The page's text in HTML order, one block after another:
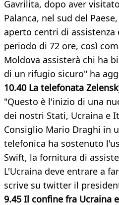
Gavrilita, dopo aver
Palanca, nel sud del
aperto centri di assistenza
periodo di 72 ore, così
Moldova assisterà chi ha
di un rifugio sicuro" ha
10.40 La telefonata
"Questo è l'inizio di una
dei nostri Stati, Ucraina e
Consiglio Mario Draghi in
telefonica ha sostenuto
Swift, la fornitura di
L'Ucraina deve entrare a
scrive su twitter il
9.45 Il confine fra Ucraina